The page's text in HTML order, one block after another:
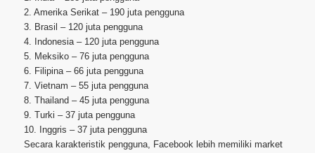
2. Amerika Serikat – 190 juta pengguna
3. Brasil – 120 juta pengguna
4. Indonesia – 120 juta pengguna
5. Meksiko – 76 juta pengguna
6. Filipina – 66 juta pengguna
7. Vietnam – 55 juta pengguna
8. Thailand – 45 juta pengguna
9. Turki – 37 juta pengguna
10. Inggris – 37 juta pengguna
Secara karakteristik pengguna, Facebook lebih memiliki market